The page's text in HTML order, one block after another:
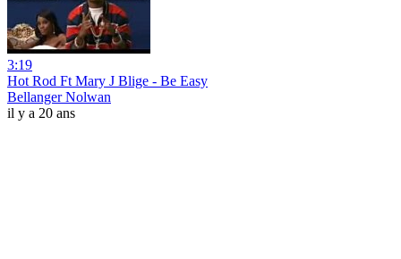
3:19
Hot Rod Ft Mary J Blige - Be Easy
Bellanger Nolwan
il y a 20 ans